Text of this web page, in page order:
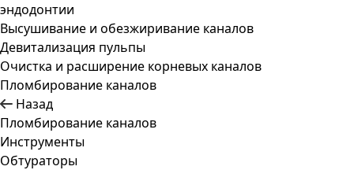
эндодонтии
Высушивание и обезжиривание каналов
Девитализация пульпы
Очистка и расширение корневых каналов
Пломбирование каналов
Назад
Пломбирование каналов
Инструменты
Обтураторы